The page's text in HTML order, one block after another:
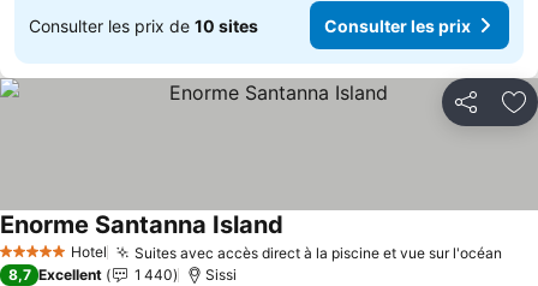
Consulter les prix de 10 sites Consulter les prix
Partager
5 Étoiles Hotel Suites avec accès direct à la piscine et vue sur l'océan
Enorme Santanna Island
8,7 Excellent 1 440 Sissi